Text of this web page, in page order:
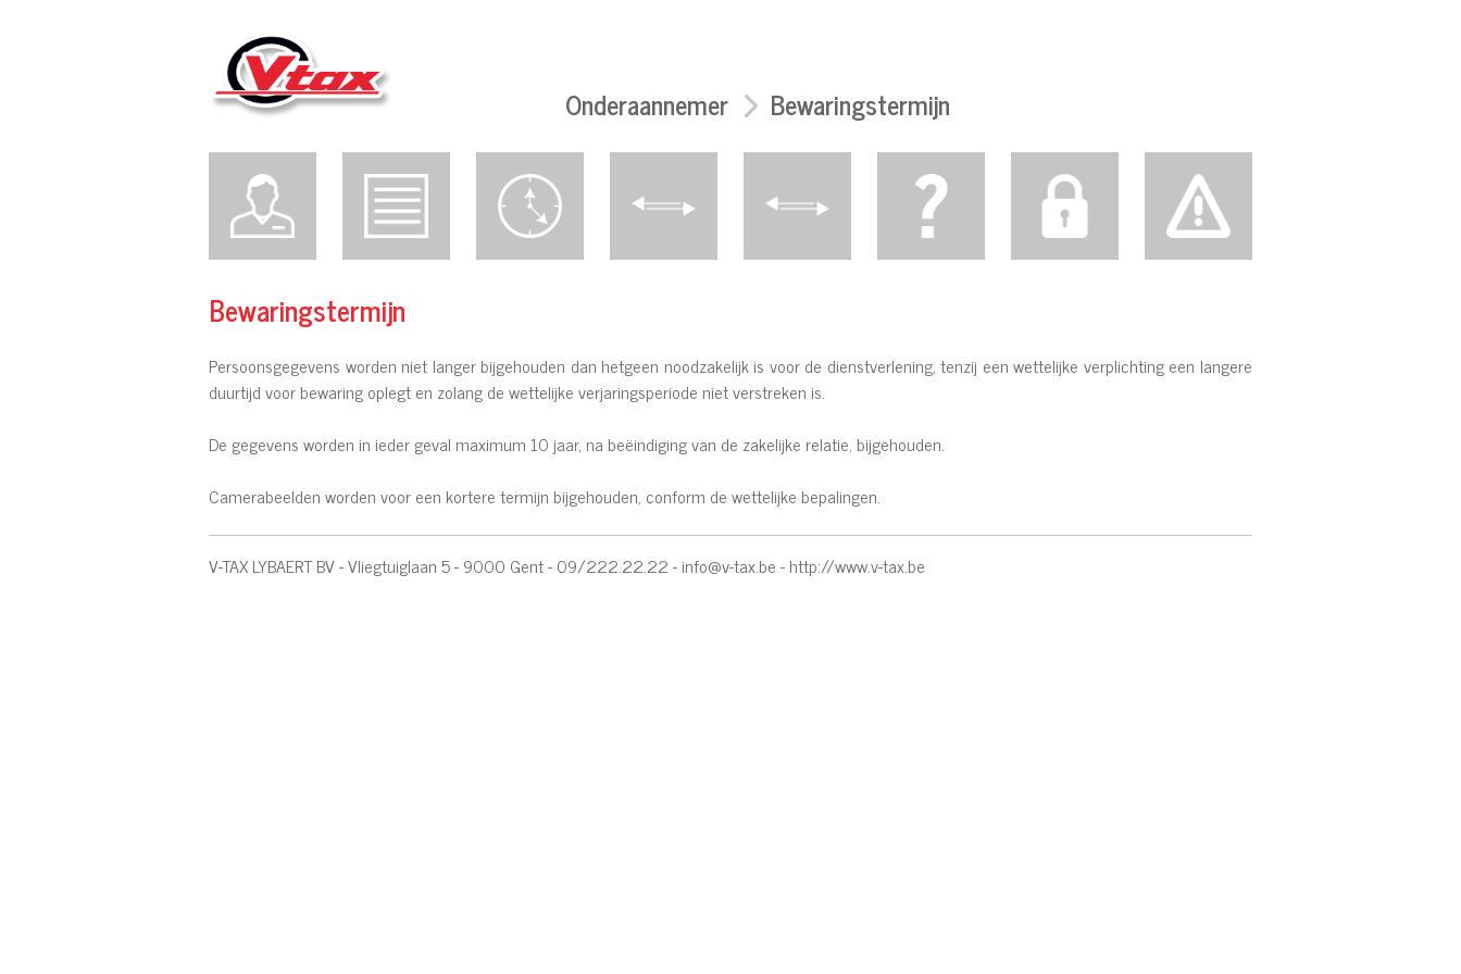
Onderaannemer Bewaringstermijn
Bewaringstermijn
Persoonsgegevens worden niet langer bijgehouden dan hetgeen noodzakelijk is voor de dienstverlening, tenzij een wettelijke verplichting een langere
duurtijd voor bewaring oplegt en zolang de wettelijke verjaringsperiode niet verstreken is.
De gegevens worden in ieder geval maximum 10 jaar, na beëindiging van de zakelijke relatie, bijgehouden.
Camerabeelden worden voor een kortere termijn bijgehouden, conform de wettelijke bepalingen.
V-TAX LYBAERT BV - Vliegtuiglaan 5 - 9000 Gent - 09/222.22.22 -info@v-tax.be-http://www.v-tax.be